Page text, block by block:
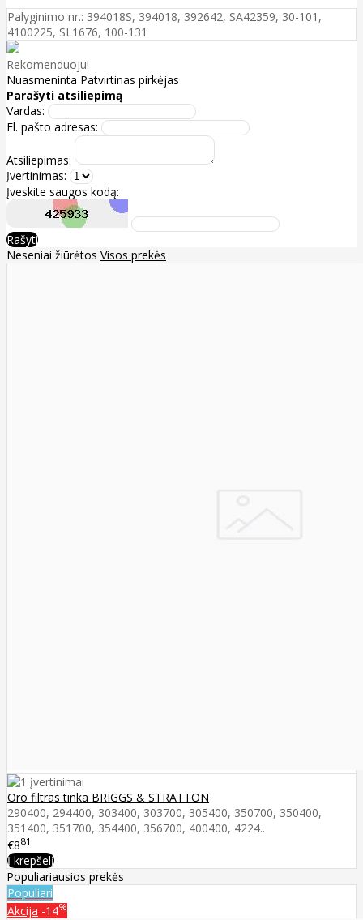
Palyginimo nr.: 394018S, 394018, 392642, SA42359, 30-101,
4100225, SL1676, 100-131
Rekomenduoju!
Nuasmeninta Patvirtinas pirkėjas
Parašyti atsiliepimą
Vardas:
El. pašto adresas:
Atsiliepimas:
Įvertinimas:
Įveskite saugos kodą:
Rašyti
Neseniai žiūrėtos Visos prekės
Oro filtras tinka BRIGGS & STRATTON
290400, 294400, 303400, 303700, 305400, 350700, 350400,
351400, 351700, 354400, 356700, 400400, 4224..
€881
Į krepšelį
Populiariausios prekės
Populiari
Akcija -14%